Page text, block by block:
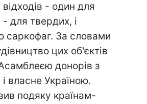
- один для
- для твердих, і
саркофаг. За словами
цих об'єктів
донорів з
власне Україною.
подяку країнам-